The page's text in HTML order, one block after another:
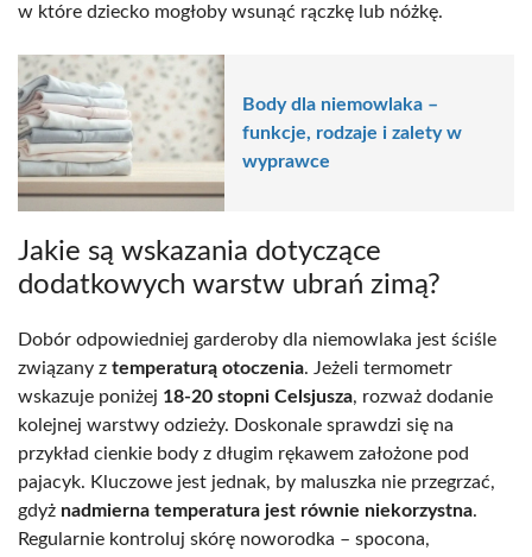
w które dziecko mogłoby wsunąć rączkę lub nóżkę.
Body dla niemowlaka –
funkcje, rodzaje i zalety w
wyprawce
Jakie są wskazania dotyczące
dodatkowych warstw ubrań zimą?
Dobór odpowiedniej garderoby dla niemowlaka jest ściśle
związany z temperaturą otoczenia. Jeżeli termometr
wskazuje poniżej 18-20 stopni Celsjusza, rozważ dodanie
kolejnej warstwy odzieży. Doskonale sprawdzi się na
przykład cienkie body z długim rękawem założone pod
pajacyk. Kluczowe jest jednak, by maluszka nie przegrzać,
gdyż nadmierna temperatura jest równie niekorzystna.
Regularnie kontroluj skórę noworodka – spocona,